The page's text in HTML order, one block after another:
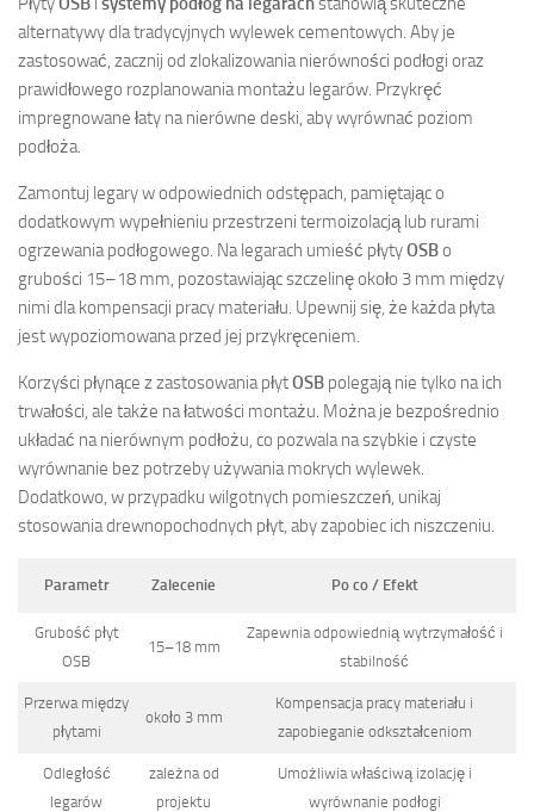
alternatywy dla tradycyjnych wylewek cementowych. Aby je
zastosować, zacznij od zlokalizowania nierówności podłogi oraz
prawidłowego rozplanowania montażu legarów. Przykręć
impregnowane łaty na nierówne deski, aby wyrównać poziom
podłoża.
Zamontuj legary w odpowiednich odstępach, pamiętając o
dodatkowym wypełnieniu przestrzeni termoizolacją lub rurami
ogrzewania podłogowego. Na legarach umieść płytyOSBo
grubości 15–18 mm, pozostawiając szczelinę około 3 mm między
nimi dla kompensacji pracy materiału. Upewnij się, że każda płyta
jest wypoziomowana przed jej przykręceniem.
Korzyści płynące z zastosowania płytOSB polegają nie tylko na ich
trwałości, ale także na łatwości montażu. Można je bezpośrednio
układać na nierównym podłożu, co pozwala na szybkie i czyste
wyrównanie bez potrzeby używania mokrych wylewek.
Dodatkowo, w przypadku wilgotnych pomieszczeń, unikaj
stosowania drewnopochodnych płyt, aby zapobiec ich niszczeniu.
Parametr Zalecenie Po co / Efekt
Grubość płyt
OSB
15–18 mm
Zapewnia odpowiednią wytrzymałość i
stabilność
Przerwa między
płytami
około 3 mm
Kompensacja pracy materiału i
zapobieganie odkształceniom
Odległość
legarów
zależna od
projektu
Umożliwia właściwą izolację i
wyrównanie podłogi